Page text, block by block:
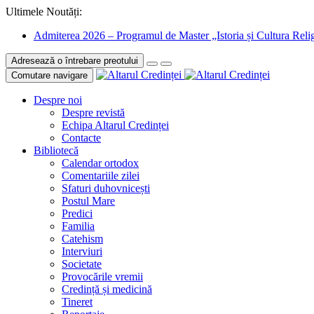
Ultimele Noutăți:
Admiterea 2026 – Programul de Master „Istoria și Cultura
Adresează o întrebare preotului
Comutare navigare
Despre noi
Despre revistă
Echipa Altarul Credinței
Contacte
Bibliotecă
Calendar ortodox
Comentariile zilei
Sfaturi duhovnicești
Postul Mare
Predici
Familia
Catehism
Interviuri
Societate
Provocările vremii
Credință și medicină
Tineret